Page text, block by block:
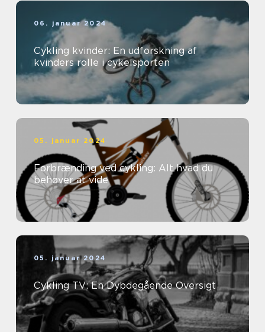
06. januar 2024
Cykling kvinder: En udforskning af
kvinders rolle i cykelsporten
05. januar 2024
Forbrænding ved cykling: Alt hvad du
behøver at vide
05. januar 2024
Cykling TV: En Dybdegående Oversigt